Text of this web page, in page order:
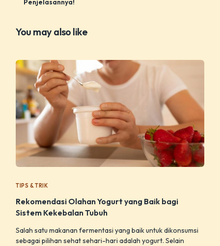
Penjelasannya!
You may also like
TIPS & TRIK
Rekomendasi Olahan Yogurt yang Baik bagi
Sistem Kekebalan Tubuh
Salah satu makanan fermentasi yang baik untuk dikonsumsi
sebagai pilihan sehat sehari-hari adalah yogurt. Selain